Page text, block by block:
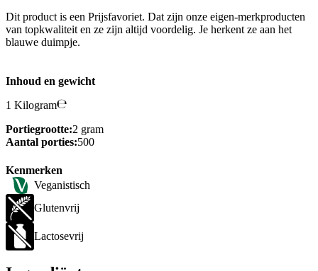
Dit product is een Prijsfavoriet. Dat zijn onze eigen-merkproducten
van topkwaliteit en ze zijn altijd voordelig. Je herkent ze aan het
blauwe duimpje.
Inhoud en gewicht
1 Kilogram
Portiegrootte:2 gram
Aantal porties:500
Kenmerken
Veganistisch
Glutenvrij
Lactosevrij